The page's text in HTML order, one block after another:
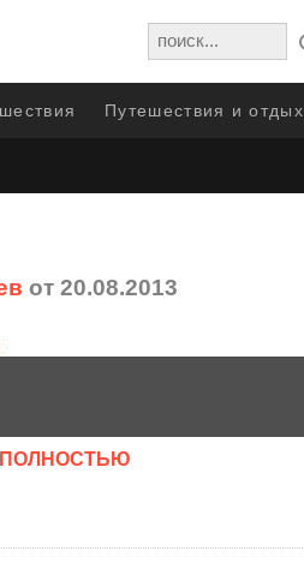
Путешествия и отдых
от 20.08.2013